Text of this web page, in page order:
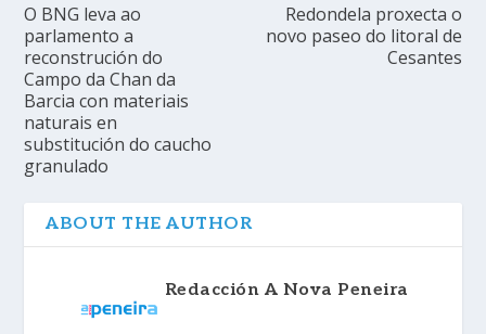
O BNG leva ao
parlamento a
reconstrución do
Campo da Chan da
Barcia con materiais
naturais en
substitución do caucho
granulado
Redondela proxecta o
novo paseo do litoral de
Cesantes
ABOUT THE AUTHOR
Redacción A Nova Peneira